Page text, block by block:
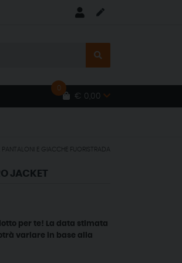
0
€ 0,00
PANTALONI E GIACCHE FUORISTRADA
JACKET
per te! La data stimata
variare in base alla